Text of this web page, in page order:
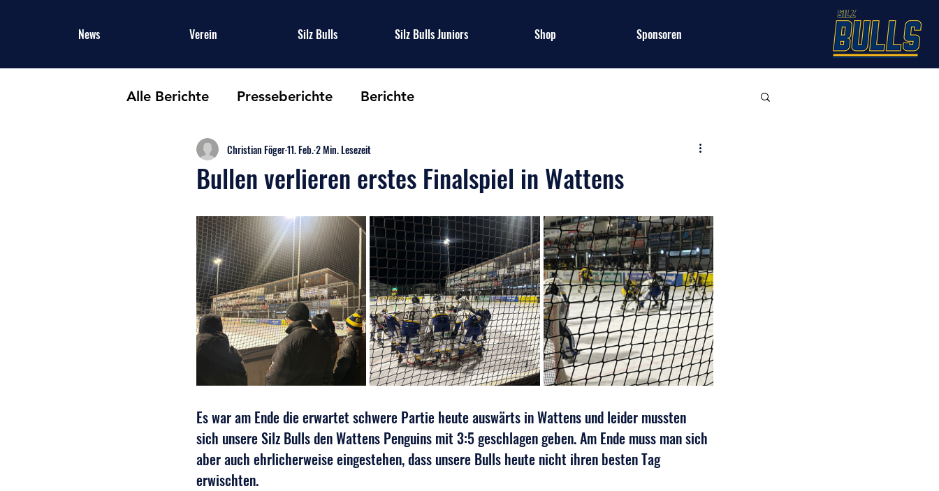
News Verein Silz Bulls Silz Bulls Juniors Shop Sponsoren
Alle Berichte Presseberichte Berichte
Bullen verlieren erstes Finalspiel in Wattens
Christian Föger11. Feb.2 Min. Lesezeit
Es war am Ende die erwartet schwere Partie heute auswärts in Wattens und leider mussten
sich unsere Silz Bulls den Wattens Penguins mit 3:5 geschlagen geben. Am Ende muss man sich
aber auch ehrlicherweise eingestehen, dass unsere Bulls heute nicht ihren besten Tag
erwischten.